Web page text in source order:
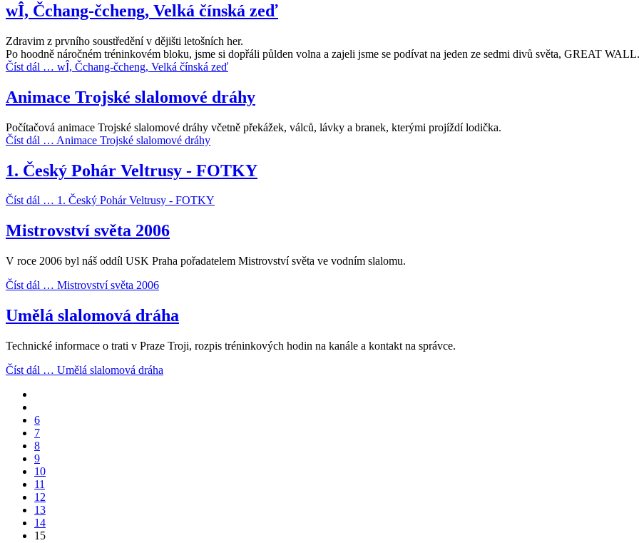
wÎ, Čchang-čcheng, Velká čínská zeď
Zdravim z prvního soustředění v dějišti letošních her.
Po hoodně náročném tréninkovém bloku, jsme si dopřáli půlden volna a zajeli jsme se podívat na jeden ze sedmi divů světa, GREAT WALL.
Číst dál … wÎ, Čchang-čcheng, Velká čínská zeď
Animace Trojské slalomové dráhy
Počítačová animace Trojské slalomové dráhy včetně překážek, válců, lávky a branek, kterými projíždí lodička.
Číst dál … Animace Trojské slalomové dráhy
1. Český Pohár Veltrusy - FOTKY
Číst dál … 1. Český Pohár Veltrusy - FOTKY
Mistrovství světa 2006
V roce 2006 byl náš oddíl USK Praha pořadatelem Mistrovství světa ve vodním slalomu.
Číst dál … Mistrovství světa 2006
Umělá slalomová dráha
Technické informace o trati v Praze Troji, rozpis tréninkových hodin na kanále a kontakt na správce.
Číst dál … Umělá slalomová dráha
6
7
8
9
10
11
12
13
14
15